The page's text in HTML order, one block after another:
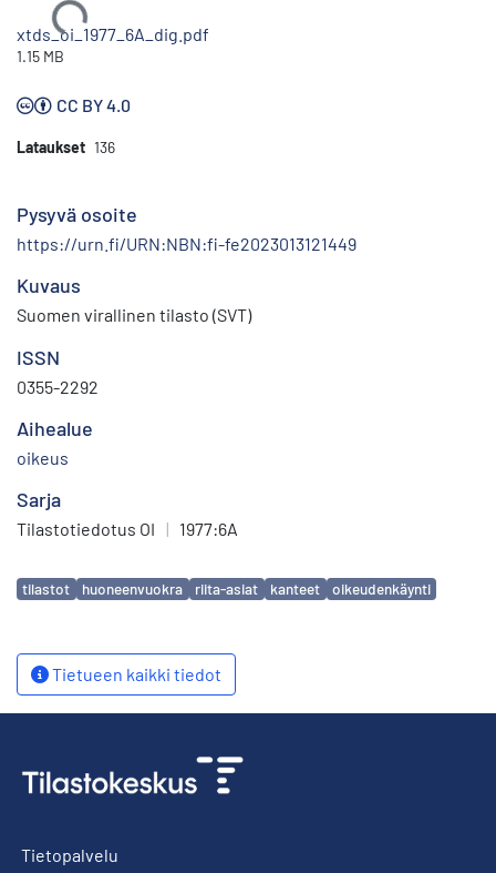
Ladataan...
xtds_oi_1977_6A_dig.pdf
1.15 MB
CC BY 4.0
Lataukset 136
Pysyvä osoite
https://urn.fi/URN:NBN:fi-fe2023013121449
Kuvaus
Suomen virallinen tilasto (SVT)
ISSN
0355-2292
Aihealue
oikeus
Sarja
Tilastotiedotus OI | 1977:6A
Avainsanat
tilastot huoneenvuokra riita-asiat kanteet oikeudenkäynti
Tietueen kaikki tiedot
Tietopalvelu